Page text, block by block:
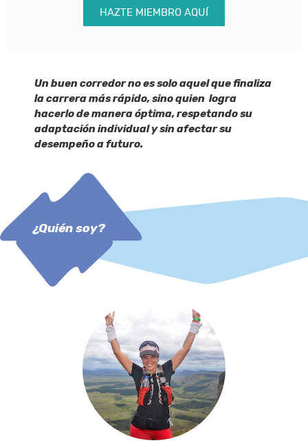
HAZTE MIEMBRO AQUÍ
Un buen corredor no es solo aquel que finaliza
la carrera más rápido, sino quien logra
hacerlo de manera óptima, respetando su
adaptación individual y sin afectar su
desempeño a futuro.
¿Quién soy?